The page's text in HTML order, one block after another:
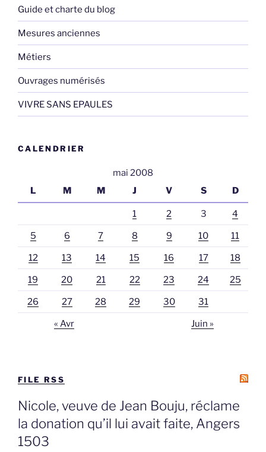
Guide et charte du blog
Mesures anciennes
Métiers
Ouvrages numérisés
VIVRE SANS EPAULES
CALENDRIER
mai 2008
L
M M J V S D
1 2 3 4
5 6 7 8 9 10 11
12 13 14 15 16 17 18
19 20 21 22 23 24 25
26 27 28 29 30 31
« Avr Juin »
FILE RSS
Nicole, veuve de Jean Bouju, réclame
la donation qu’il lui avait faite, Angers
1503